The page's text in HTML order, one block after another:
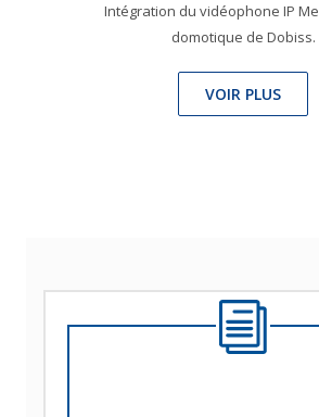
Intégration du vidéophone IP
domotique de Dobiss.
VOIR PLUS